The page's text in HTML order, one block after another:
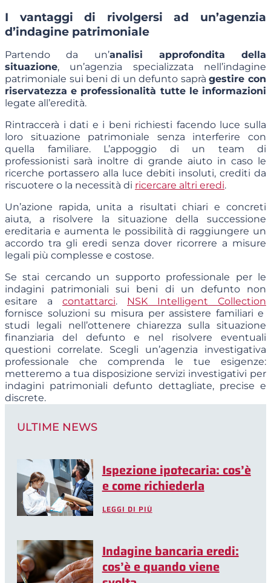
I vantaggi di rivolgersi ad un’agenzia
d’indagine patrimoniale
Partendo da un’analisi approfondita della
situazione, un’agenzia specializzata nell’indagine
patrimoniale sui beni di un defunto sapràgestire con
riservatezza e professionalità tutte le informazioni
legate all’eredità.
Rintraccerà i dati e i beni richiesti facendo luce sulla
loro situazione patrimoniale senza interferire con
quella familiare. L’appoggio di un team di
professionisti sarà inoltre di grande aiuto in caso le
ricerche portassero alla luce debiti insoluti, crediti da
riscuotere o la necessità di ricercare altri eredi.
Un’azione rapida, unita a risultati chiari e concreti
aiuta, a risolvere la situazione della successione
ereditaria e aumenta le possibilità di raggiungere un
accordo tra gli eredi senza dover ricorrere a misure
legali più complesse e costose.
Se stai cercando un supporto professionale per le
indagini patrimoniali sui beni di un defunto non
esitare a contattarci. NSK Intelligent Collection
fornisce soluzioni su misura per assistere familiari e
studi legali nell’ottenere chiarezza sulla situazione
finanziaria del defunto e nel risolvere eventuali
questioni correlate. Scegli un’agenzia investigativa
professionale che comprenda le tue esigenze:
metteremo a tua disposizione servizi investigativi per
indagini patrimoniali defunto dettagliate, precise e
discrete.
ULTIME NEWS
Ispezione ipotecaria: cos’è
e come richiederla
LEGGI DI PIÙ
Indagine bancaria eredi:
cos’è e quando viene